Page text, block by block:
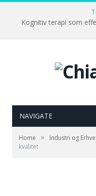
Kognitiv terapi som
NAVIGATE
Home » Industri og
kvalitet